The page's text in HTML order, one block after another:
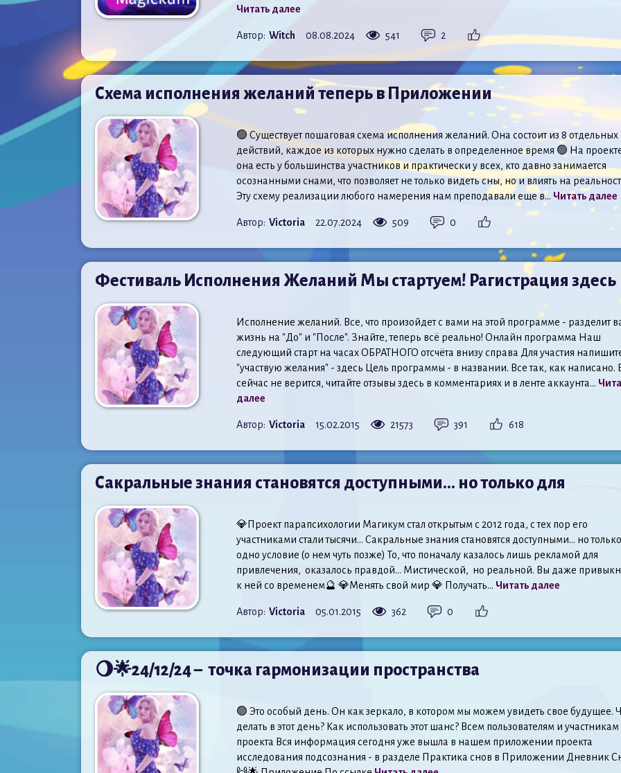
Читать далее
Автор: Witch 08.08.2024 541 2
Схема исполнения желаний теперь в Приложении
🟢 Существует пошаговая схема исполнения желаний. Она состоит из 8 отдельных
действий, каждое из которых нужно сделать в определенное время 🟢 На
она есть у большинства участников и практически у всех, кто давно занимается
осознанными снами, что позволяет не только видеть сны, но и влиять на
Эту схему реализации любого намерения нам преподавали еще в... Читать далее
Автор: Victoria 22.07.2024 509 0
Фестиваль Исполнения Желаний Мы стартуем! Рагистрация здесь
Исполнение желаний. Все, что произойдет с вами на этой программе - разделит
жизнь на "До" и "После". Знайте, теперь всё реально! Онлайн программа Наш
следующий старт на часах ОБРАТНОГО отсчёта внизу справа Для участия
"участвую желания" - здесь Цель программы - в названии. Все так, как написано.
сейчас не верится, читайте отзывы здесь в комментариях и в ленте аккаунта...
далее
Автор: Victoria 15.02.2015 21573 391 618
Сакральные знания становятся доступными… но только для
💎Проект парапсихологии Магикум стал открытым с 2012 года, с тех пор его
участниками стали тысячи... Сакральные знания становятся доступными... но только
одно условие (о нем чуть позже) То, что поначалу казалось лишь рекламой для
привлечения, оказалось правдой... Мистической, но реальной. Вы даже
к ней со временем🔮 💎Менять свой мир 💎 Получать... Читать далее
Автор: Victoria 05.01.2015 362 0
🌖🌟24/12/24 – точка гармонизации пространства
🟢 Это особый день. Он как зеркало, в котором мы можем увидеть свое будущее.
делать в этот день? Как использовать этот шанс? Всем пользователям и участникам
проекта Вся информация сегодня уже вышла в нашем приложении проекта
исследования подсознания - в разделе Практика снов в Приложении Дневник